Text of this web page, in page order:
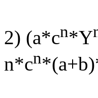
2) (a*cn*Y
n*cn